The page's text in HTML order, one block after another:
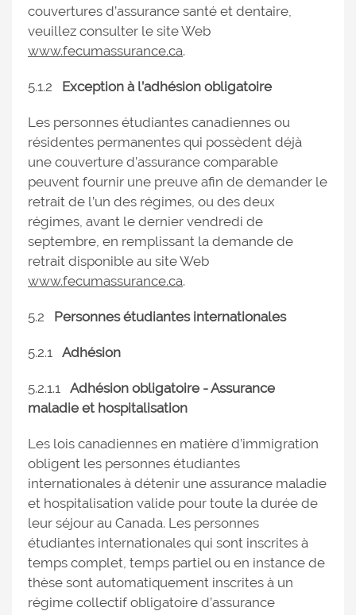
couvertures d’assurance santé et dentaire,
veuillez consulter le site Web
www.fecumassurance.ca.
5.1.2 Exception à l’adhésion obligatoire
Les personnes étudiantes canadiennes ou
résidentes permanentes qui possèdent déjà
une couverture d’assurance comparable
peuvent fournir une preuve afin de demander le
retrait de l’un des régimes, ou des deux
régimes, avant le dernier vendredi de
septembre, en remplissant la demande de
retrait disponible au site Web
www.fecumassurance.ca.
5.2 Personnes étudiantes internationales
5.2.1 Adhésion
5.2.1.1 Adhésion obligatoire - Assurance
maladie et hospitalisation
Les lois canadiennes en matière d’immigration
obligent les personnes étudiantes
internationales à détenir une assurance maladie
et hospitalisation valide pour toute la durée de
leur séjour au Canada. Les personnes
étudiantes internationales qui sont inscrites à
temps complet, temps partiel ou en instance de
thèse sont automatiquement inscrites à un
régime collectif obligatoire d’assurance